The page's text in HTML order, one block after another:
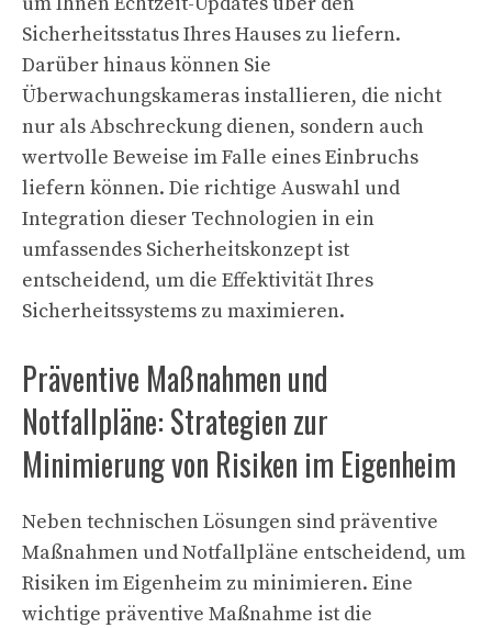
Sicherheitsstatus Ihres Hauses zu liefern.
Darüber hinaus können Sie
Überwachungskameras installieren, die nicht
nur als Abschreckung dienen, sondern auch
wertvolle Beweise im Falle eines Einbruchs
liefern können. Die richtige Auswahl und
Integration dieser Technologien in ein
umfassendes Sicherheitskonzept ist
entscheidend, um die Effektivität Ihres
Sicherheitssystems zu maximieren.
Präventive Maßnahmen und
Notfallpläne: Strategien zur
Minimierung von Risiken im Eigenheim
Neben technischen Lösungen sind präventive
Maßnahmen und Notfallpläne entscheidend, um
Risiken im Eigenheim zu minimieren. Eine
wichtige präventive Maßnahme ist die